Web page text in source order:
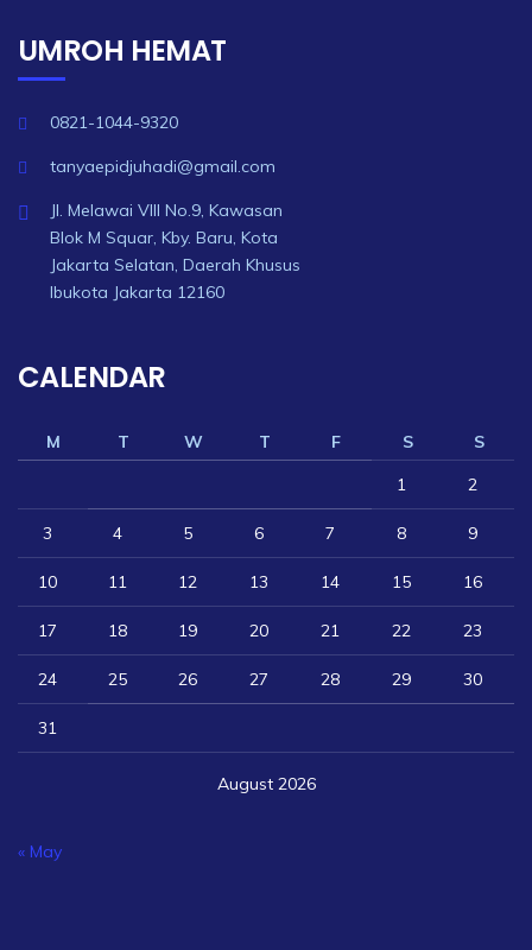
UMROH HEMAT
0821-1044-9320
tanyaepidjuhadi@gmail.com
Jl. Melawai VIII No.9, Kawasan
Blok M Squar, Kby. Baru, Kota
Jakarta Selatan, Daerah Khusus
Ibukota Jakarta 12160
CALENDAR
August 2026
M T W T F S
S
1
2
3 4 5 6 7 8 9
10 11 12 13 14 15 16
17 18 19 20 21 22 23
24 25 26 27 28 29 30
31
« May